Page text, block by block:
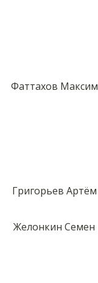
Фаттахов Максим
Григорьев Артём
Желонкин Семен